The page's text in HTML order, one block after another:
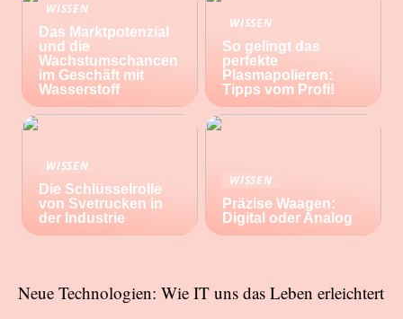
WISSEN
Das Marktpotenzial
und die
Wachstumschancen
im Geschäft mit
Wasserstoff
WISSEN
So gelingt das
perfekte
Plasmapolieren:
Tipps vom Profi!
WISSEN
Die Schlüsselrolle
von Svetrucken in
der Industrie
WISSEN
Präzise Waagen:
Digital oder Analog
Neue Technologien: Wie IT uns das Leben erleichtert